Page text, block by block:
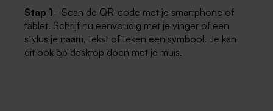
Stap 1 - Scan de QR-code met je smartphone of
tablet. Schrijf nu eenvoudig met je vinger of een
stylus je naam, tekst of teken een symbool. Je kan
dit ook op desktop doen met je muis.